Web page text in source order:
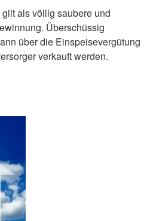
als völlig saubere und
Überschüssig
über die Einspeisevergütung
verkauft werden.